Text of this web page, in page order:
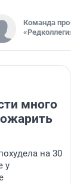
Команда
«Редколлегия»
много
на 30
у